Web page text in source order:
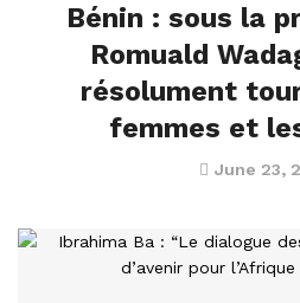
Bénin : sous la
Romuald
résolument
femmes et
June 23,